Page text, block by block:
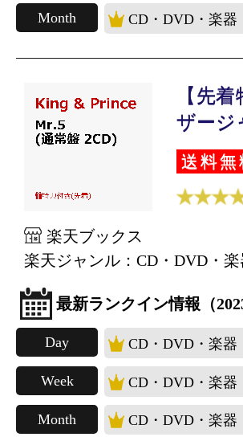
Month CD・DVD・楽器
【先
ザージ
送料無
楽天ブックス
楽天ジャンル：CD・DVD・楽
最新ランクイン情報（
Day CD・DVD・楽器
Week CD・DVD・楽器
Month CD・DVD・楽器